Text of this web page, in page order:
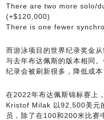
There are two more solo/
(+$120,000)
There is one fewer
而游泳项目的世界纪录奖金
与去年布达佩斯的版本相同
纪录会被刷新很多，降低成本
在2022年布达佩斯锦标赛上
Kristof Milak 以92,500美元
员，除了在100和200米比赛